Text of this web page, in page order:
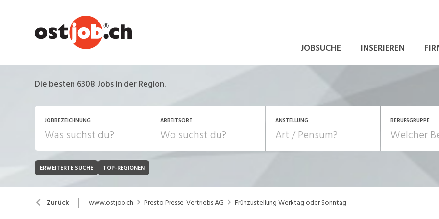
JOBSUCHE INSERIEREN
Die besten 6308 Jobs in der Region.
JOBBEZEICHNUNG ARBEITSORT ANSTELLUNG
JOB-TYP
Festanstellung
Temporär (befristet)
BERUFSGRUPPE
Bank, Versicherung
Chemie, Pharma, Biotechnologie
Consulting, Human Resources
ERWEITERTE SUCHE TOP-REGIONEN
Zurück www.ostjob.ch Presto Presse-Vertriebs AG Frühzustellung Werktag oder Sonntag